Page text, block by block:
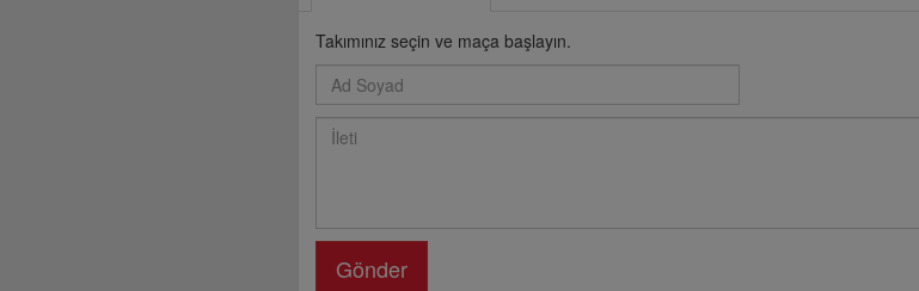
Takımınız seçin ve maça başlayın.
Gönder